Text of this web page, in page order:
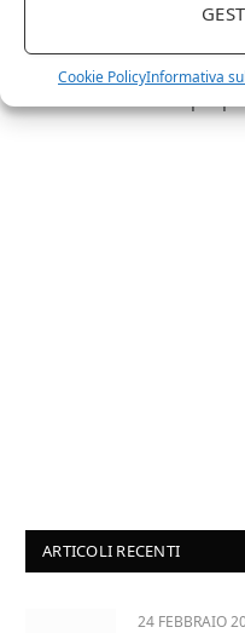
Cookie PolicyInformativa
Non hai un sito web o
esistente?
Sei interessato a
ARTICOLI RECENTI
24 FEBBRAIO